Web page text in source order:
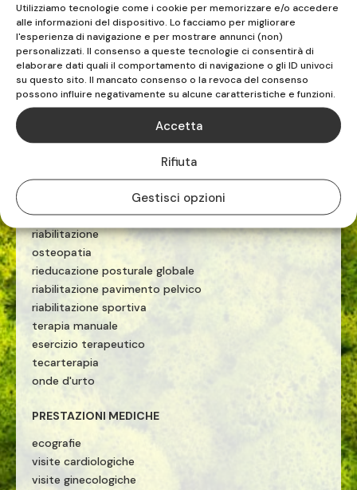
Utilizziamo tecnologie come i cookie per memorizzare e/o accedere
alle informazioni del dispositivo. Lo facciamo per migliorare
l'esperienza di navigazione e per mostrare annunci (non)
personalizzati. Il consenso a queste tecnologie ci consentirà di
elaborare dati quali il comportamento di navigazione o gli ID univoci
su questo sito. Il mancato consenso o la revoca del consenso
possono influire negativamente su alcune caratteristiche e funzioni.
Accetta
Rifiuta
Gestisci opzioni
FISIOS
ALBENGA | VADO LIGURE | CELLE LIGURE
FISIOTERAPISTI E OSTEOPATI
riabilitazione
osteopatia
rieducazione posturale globale
riabilitazione pavimento pelvico
riabilitazione sportiva
terapia manuale
esercizio terapeutico
tecarterapia
onde d'urto
PRESTAZIONI MEDICHE
ecografie
visite cardiologiche
visite ginecologiche